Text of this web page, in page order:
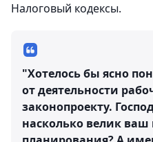
Налоговый кодексы.
"Хотелось бы ясно
от деятельности
законопроекту.
насколько велик ваш